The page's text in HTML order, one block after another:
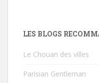
LES BLOGS
Le Chouan des villes
Parisian Gentleman